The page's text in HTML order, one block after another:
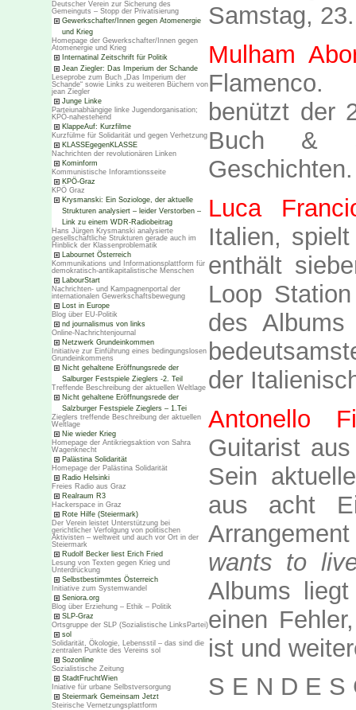
Deutscher Verein zur Sicherung des
Gemeinguts – Stopp der Privatisierung
Gewerkschafter/Innen gegen Atomenergie
und Krieg
Homepage der Gewerkschafter/Innen gegen
Atomenergie und Krieg
Internatinal Zeitschrift für Politik
Jean Ziegler: Das Imperium der Schande
Leseprobe zum Buch „Das Imperium der
Schande“ sowie Links zu weiteren Büchern von
jean Ziegler
Junge Linke
Parteiunabhängige linke Jugendorganisation;
KPÖ-nahestehend
KlappeAuf: Kurzfilme
Kurzfülme für Solidarität und gegen Verhetzung
KLASSEgegenKLASSE
Nachrichten der revolutionären Linken
Kominform
Kommunistische Inforamtionsseite
KPÖ-Graz
KPÖ Graz
Krysmanski: Ein Soziologe, der aktuelle
Strukturen analysiert – leider Verstorben –
Link zu einem WDR-Radiobeitrag
Hans Jürgen Krysmanski analysierte
gesellschaftliche Strukturen gerade auch im
Hinblick der Klassenproblematik
Labournet Österreich
Kommunikations und Informationsplattform für
demokratisch-antikapitalistische Menschen
LabourStart
Nachrichten- und Kampagnenportal der
internationalen Gewerkschaftsbewegung
Lost in Europe
Blog über EU-Politik
nd journalismus von links
Online-Nachrichtenjournal
Netzwerk Grundeinkommen
Initiative zur Einführung eines bedingungslosen
Grundeinkommens
Nicht gehaltene Eröffnungsrede der
Salburger Festspiele Zieglers -2. Teil
Treffende Beschreibung der aktuellen Weltlage
Nicht gehaltene Eröffnungsrede der
Salzburger Festspiele Zieglers – 1.Tei
Zieglers treffende Beschreibung der aktuellen
Weltlage
Nie wieder Krieg
Homepage der Antikriegsaktion von Sahra
Wagenknecht
Palästina Solidarität
Homepage der Palästina Solidarität
Radio Helsinki
Freies Radio aus Graz
Realraum R3
Hackerspace in Graz
Rote Hilfe (Steiermark)
Der Verein leistet Unterstützung bei
gerichtlicher Verfolgung von politischen
Aktivisten – weltweit und auch vor Ort in der
Steiermark
Rudolf Becker liest Erich Fried
Lesung von Texten gegen Krieg und
Unterdrückung
Selbstbestimmtes Österreich
Initiative zum Systemwandel
Seniora.org
Blog über Erziehung – Ethik – Politik
SLP-Graz
Ortsgruppe der SLP (Sozialistische LinksPartei)
sol
Solidarität, Ökologie, Lebensstil – das sind die
zentralen Punkte des Vereins sol
Sozonline
Sozialistische Zeitung
StadtFruchtWien
Iniative für urbane Selbstversorgung
Steiermark Gemeinsam Jetzt
Steirische Vernetzungsplattform
Samstag,
Mulham
Flamenco.
benützt der
Buch &
Geschichten.
Luca
Italien,
enthält
Loop
des
der
Antonello
Guitarist
Sein
aus acht
wants to
Albums
einen
ist und
S E N D E S